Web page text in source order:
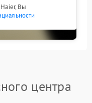
Вы
центра